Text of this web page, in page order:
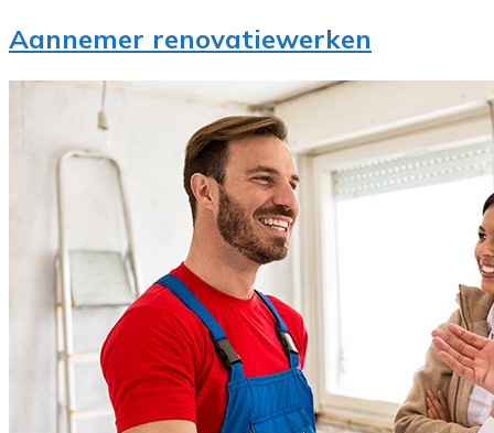
Aannemer renovatiewerken